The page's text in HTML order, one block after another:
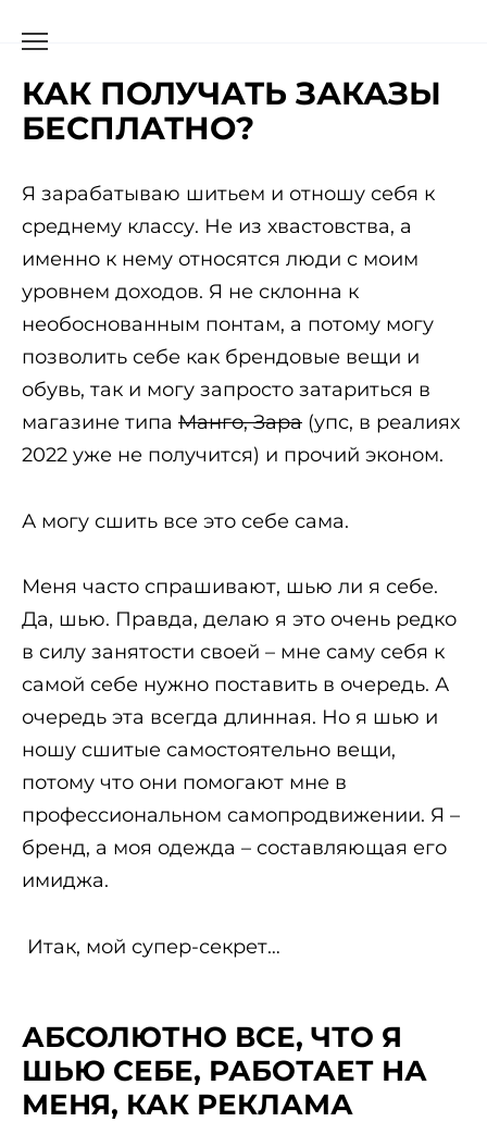
КАК ПОЛУЧАТЬ ЗАКАЗЫ
БЕСПЛАТНО?
Я зарабатываю шитьем и отношу себя к
среднему классу. Не из хвастовства, а
именно к нему относятся люди с моим
уровнем доходов. Я не склонна к
необоснованным понтам, а потому могу
позволить себе как брендовые вещи и
обувь, так и могу запросто затариться в
магазине типа Манго, Зара (упс, в реалиях
2022 уже не получится) и прочий эконом.
А могу сшить все это себе сама.
Меня часто спрашивают, шью ли я себе.
Да, шью. Правда, делаю я это очень редко
в силу занятости своей – мне саму себя к
самой себе нужно поставить в очередь. А
очередь эта всегда длинная. Но я шью и
ношу сшитые самостоятельно вещи,
потому что они помогают мне в
профессиональном самопродвижении. Я –
бренд, а моя одежда – составляющая его
имиджа.
Итак, мой супер-секрет…
АБСОЛЮТНО ВСЕ, ЧТО Я
ШЬЮ СЕБЕ, РАБОТАЕТ НА
МЕНЯ, КАК РЕКЛАМА